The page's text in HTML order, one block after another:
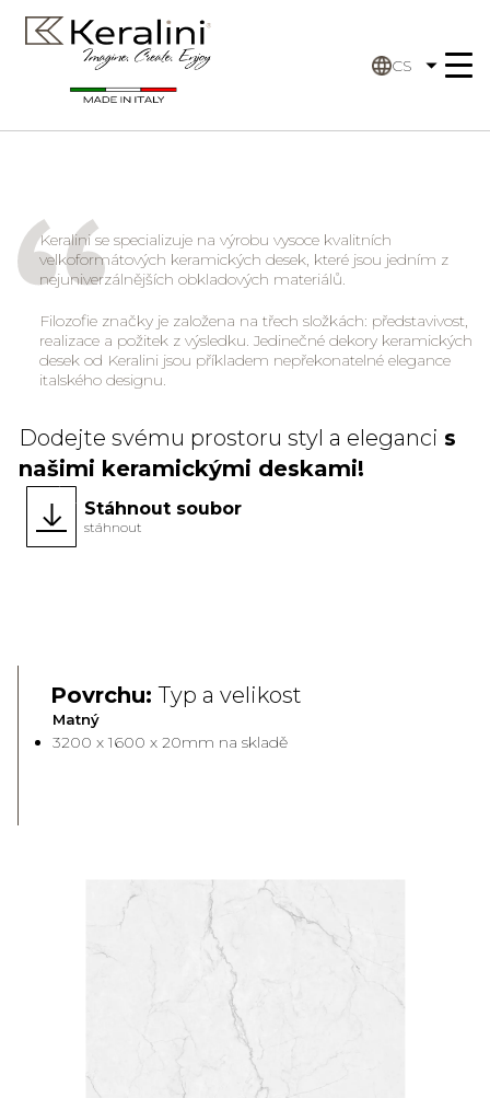
CS
Keralini se specializuje na výrobu vysoce kvalitních
velkoformátových keramických desek, které jsou jedním z
nejuniverzálnějších obkladových materiálů.
Filozofie značky je založena na třech složkách: představivost,
realizace a požitek z výsledku. Jedinečné dekory keramických
desek od Keralini jsou příkladem nepřekonatelné elegance
italského designu.
Dodejte svému prostoru styl a eleganci s
našimi keramickými deskami!
Stáhnout soubor
stáhnout
Povrchu:Typ a velikost
Matný
3200 x 1600 x 20mm na skladě